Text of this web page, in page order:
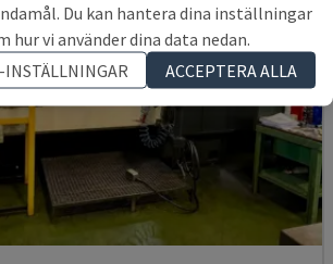
Du kan hantera dina inställningar
hur vi använder dina data nedan.
ACCEPTERA ALLA